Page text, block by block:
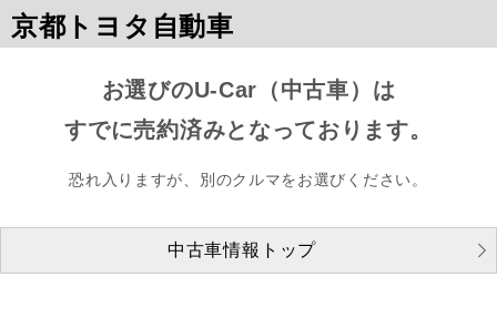
京都トヨタ自動車
お選びのU-Car（中古車）は
すでに売約済みとなっております。
恐れ入りますが、別のクルマをお選びください。
中古車情報トップ